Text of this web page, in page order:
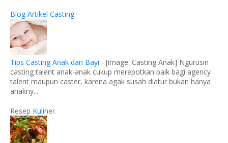
Blog Artikel Casting
Tips Casting Anak dan Bayi - [image: Casting Anak] Ngurusin
casting talent anak-anak cukup merepotkan baik bagi agency
talent maupun caster, karena agak susah diatur bukan hanya
anakny...
Resep Kuliner